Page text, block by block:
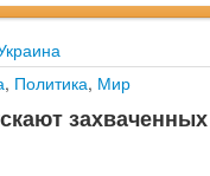
, Политика, Мир